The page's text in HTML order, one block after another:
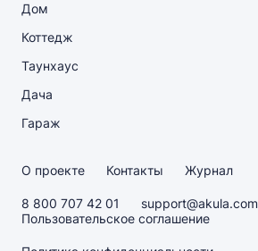
Дом
Коттедж
Таунхаус
Дача
Гараж
О проекте Контакты Журнал
8 800 707 42 01
support@akula.com
Пользовательское соглашение